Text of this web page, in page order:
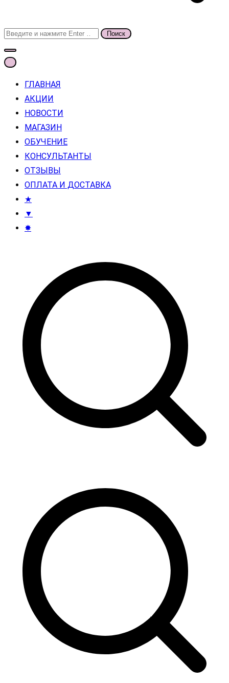
Поиск
для:
ГЛАВНАЯ
АКЦИИ
НОВОСТИ
МАГАЗИН
ОБУЧЕНИЕ
КОНСУЛЬТАНТЫ
ОТЗЫВЫ
ОПЛАТА И ДОСТАВКА
★
▼
✸